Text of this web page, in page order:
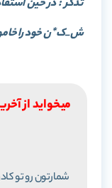
ش_ک*ن خود را
میخواید از
شمارتون رو تو